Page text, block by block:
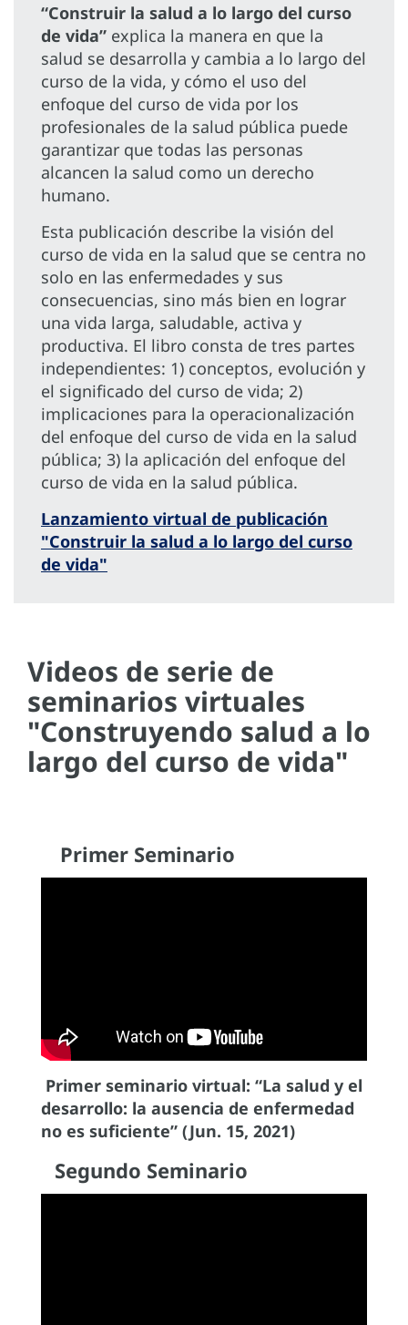
“Construir la salud a lo largo del curso
de vida” explica la manera en que la
salud se desarrolla y cambia a lo largo del
curso de la vida, y cómo el uso del
enfoque del curso de vida por los
profesionales de la salud pública puede
garantizar que todas las personas
alcancen la salud como un derecho
humano.
Esta publicación describe la visión del
curso de vida en la salud que se centra no
solo en las enfermedades y sus
consecuencias, sino más bien en lograr
una vida larga, saludable, activa y
productiva. El libro consta de tres partes
independientes: 1) conceptos, evolución y
el significado del curso de vida; 2)
implicaciones para la operacionalización
del enfoque del curso de vida en la salud
pública; 3) la aplicación del enfoque del
curso de vida en la salud pública.
Lanzamiento virtual de publicación
"Construir la salud a lo largo del curso
de vida"
Videos de serie de
seminarios virtuales
"Construyendo salud a lo
largo del curso de vida"
Primer Seminario
Primer seminario virtual: “La salud y el
desarrollo: la ausencia de enfermedad
no es suficiente” (Jun. 15, 2021)
Segundo Seminario